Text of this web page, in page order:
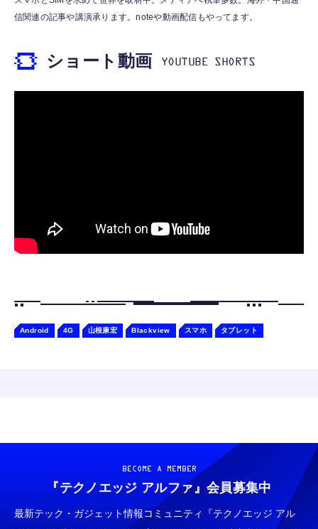
本】タイプc ケーブル PD対応 60W急速充
MacBook、iPad Pro/Air、Galaxy、Sony、
Pixel Type C機種対応
￥749
応】 スマートタグ 忘れ物防止器 高精度測位
ト見守り キーホルダー付属 (2個セット：ブラ
ック)
￥1,699
PD対応 スイング式プラグ PPS対応 ホワイト
￥1,690
信関連の記事や講演承ります。noteや動画配信もやってます。
ショート動画
Android 4G 山根康宏 Blackview スマホ タブレット
BECOME A MEMBER
『テクノエッジ アルファ』 会員募集中
最新テック・ガジェット情報コミュニティ『テクノエッジ アル